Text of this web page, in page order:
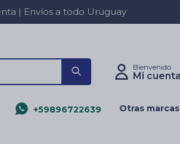
| Envíos a todo Uruguay
+59896722639 Otras marcas